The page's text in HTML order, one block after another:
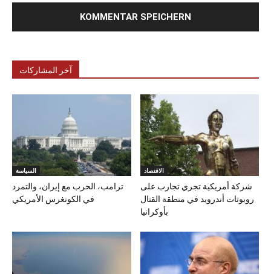
آخر المشاركات
السياسة
ترامب، الحرب مع إيران، والتمرد
في الكونغرس الأمريكي
الاقتصاد
شركة أمريكية تجري تجارب على
روبوتات أندرويد في منطقة القتال
بأوكرانيا